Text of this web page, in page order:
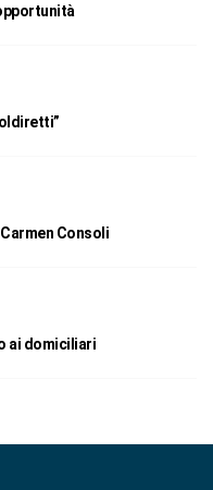
Consoli
ai domiciliari